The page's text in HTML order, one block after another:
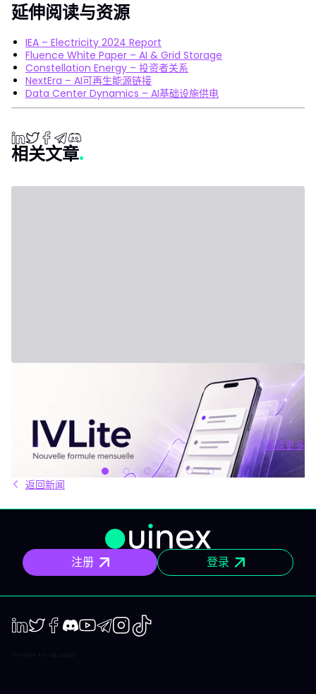
延伸阅读与资源
IEA – Electricity 2024 Report
Fluence White Paper – AI & Grid Storage
Constellation Energy – 投资者关系
NextEra – AI可再生能源链接
Data Center Dynamics – AI基础设施供电
相关文章
IVLite：IVT精华通知，每月仅29欧元 清晰的计划、市场简报和回
顾，直接送达您的手机与电脑，仅此而已。 问题不在于信息匮乏，
而是过剩。每天都有数十种分析、相互矛盾的观点和信号交织在市
场中。结果就是：你推迟，把事情留到“以后”，最后只能被动应对市
场，而不是主动掌控。 IVLite正是基于这个现象而诞生的。每月
29€，只为你提供一件事：IVT的核心内容通知。 IVLite究竟是什
么？ IVLite即IVT通知的访问权，仅此而已。 具体来说，你会在手机
和电脑上收到IVT教练们制作的清晰计划、短期及中期简报和市场回
信息流，无需额外的动态，不会有无关填充内容。 专为积极投资、
但有正职工作、有生活，无法整天盯着屏幕的人设计。 你将获得哪
些内容？ 精确的市场信息 清晰的情景与关键位，一目了然。你会明
确聚焦要点，不会分心。 明确的计划 预设了操作框架：关注区域、
预期情景与失效点。你不是临场才应付市场，而是有备而来。 短中
期简报 市场波动时，我们抓住波动性；趋势确定时，我们有系统地
流与真实投资者行为。不是猜测，也不是市井杂音。 IVLite的一天
举个例子，一天的节奏大致如下： 07:45 晨间简报 开盘前设定今日
基调。 09:12 今日计划，CAC 40 明确关注点、操作情景、失效
点。 14:30 中期简报，黄金 趋势形成时，科学跟随。 22:05 市场回
阅读更多
阅读
返回新闻
注册 登录
Telegram
Instagram